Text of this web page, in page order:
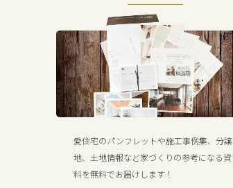
愛住宅のパンフレットや施工事例集、分譲
地、土地情報など家づくりの参考になる資
料を無料でお届けします！